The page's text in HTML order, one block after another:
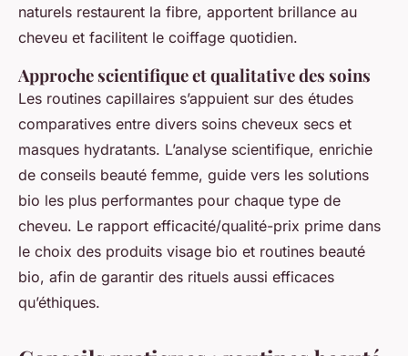
naturels restaurent la fibre, apportent brillance au
cheveu et facilitent le coiffage quotidien.
Approche scientifique et qualitative des soins
Les routines capillaires s’appuient sur des études
comparatives entre divers soins cheveux secs et
masques hydratants. L’analyse scientifique, enrichie
de conseils beauté femme, guide vers les solutions
bio les plus performantes pour chaque type de
cheveu. Le rapport efficacité/qualité-prix prime dans
le choix des produits visage bio et routines beauté
bio, afin de garantir des rituels aussi efficaces
qu’éthiques.